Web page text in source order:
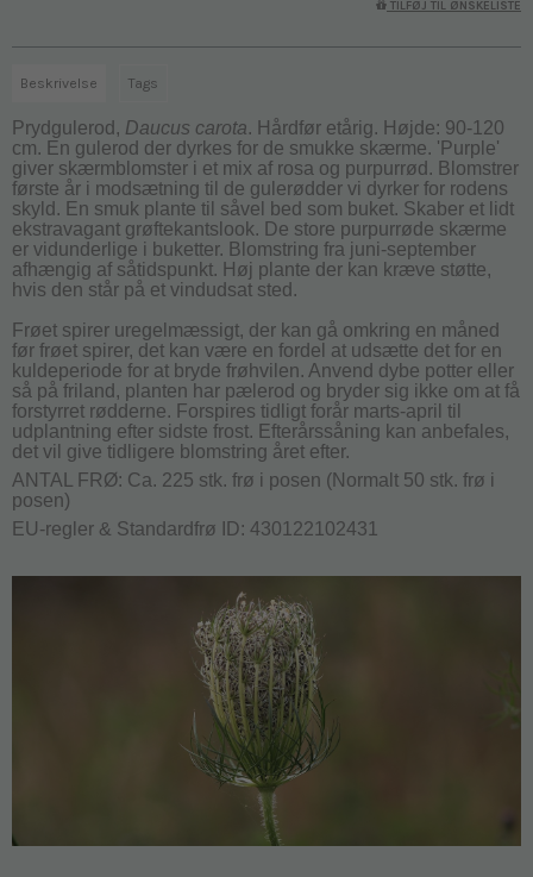
TILFØJ TIL ØNSKELISTE
Beskrivelse Tags
Prydgulerod, Daucus carota. Hårdfør etårig. Højde: 90-120
cm. En gulerod der dyrkes for de smukke skærme. 'Purple'
giver skærmblomster i et mix af rosa og purpurrød. Blomstrer
første år i modsætning til de gulerødder vi dyrker for rodens
skyld. En smuk plante til såvel bed som buket. Skaber et lidt
ekstravagant grøftekantslook. De store purpurrøde skærme
er vidunderlige i buketter. Blomstring fra juni-september
afhængig af såtidspunkt. Høj plante der kan kræve støtte,
hvis den står på et vindudsat sted.
Frøet spirer uregelmæssigt, der kan gå omkring en måned
før frøet spirer, det kan være en fordel at udsætte det for en
kuldeperiode for at bryde frøhvilen. Anvend dybe potter eller
så på friland, planten har pælerod og bryder sig ikke om at få
forstyrret rødderne. Forspires tidligt forår marts-april til
udplantning efter sidste frost. Efterårssåning kan anbefales,
det vil give tidligere blomstring året efter.
ANTAL FRØ: Ca. 225 stk. frø i posen (Normalt 50 stk. frø i
posen)
EU-regler & Standardfrø ID: 430122102431